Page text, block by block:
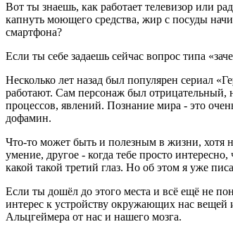
Вот ты знаешь, как работает телевизор или
капнуть моющего средства, жир с посуды
смартфона?
Если ты себе задаешь сейчас вопрос типа
Несколько лет назад был популярен сериал
работают. Сам персонаж был отрицательный,
процессов, явлений. Познание мира - это
дофамин.
Что-то может быть и полезным в жизни, хотя
умение, другое - когда тебе просто
какой такой третий глаз. Но об этом я уже
Если ты дошёл до этого места и всё ещё не
интерес к устройству окружающих нас вещей
Альцгеймера от нас и нашего мозга.